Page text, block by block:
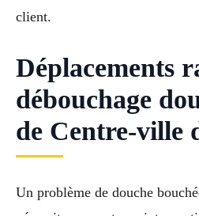
client.
Déplacements
débouchage
de Centre-ville
Un problème de douche